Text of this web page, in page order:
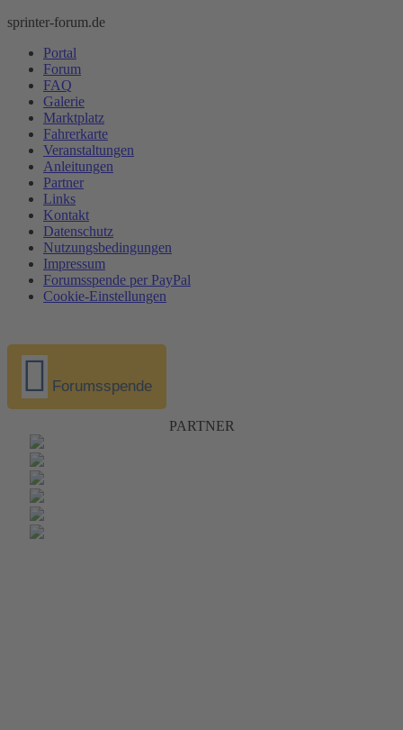
sprinter-forum.de
Portal
Forum
FAQ
Galerie
Marktplatz
Fahrerkarte
Veranstaltungen
Anleitungen
Partner
Links
Kontakt
Datenschutz
Nutzungsbedingungen
Impressum
Forumsspende per PayPal
Cookie-Einstellungen
Forumsspende
PARTNER